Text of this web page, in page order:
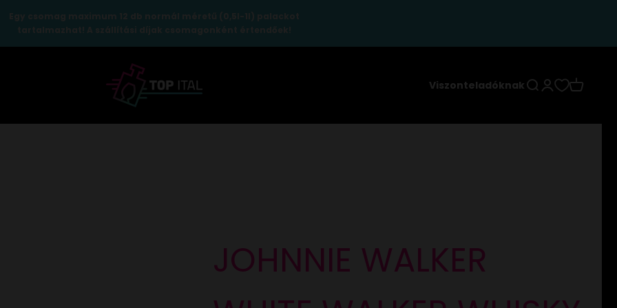
TopItal
Viszonteladóknak Keresés
Bejelentkezés
Kosár
JOHNNIE WALKER